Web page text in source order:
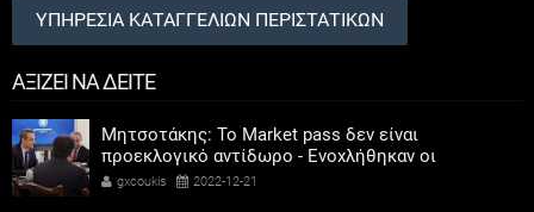
ΥΠΗΡΕΣΙΑ ΚΑΤΑΓΓΕΛΙΩΝ ΠΕΡΙΣΤΑΤΙΚΩΝ
ΑΞΙΖΕΙ ΝΑ ΔΕΙΤΕ
Μητσοτάκης: Το Market pass δεν είναι
προεκλογικό αντίδωρο - Ενοχλήθηκαν οι
αριστεροί του χαβιαριού
gxcoukis 2022-12-21